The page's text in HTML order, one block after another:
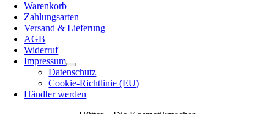
Warenkorb
Zahlungsarten
Versand & Lieferung
AGB
Widerruf
Impressum
Datenschutz
Cookie-Richtlinie (EU)
Händler werden